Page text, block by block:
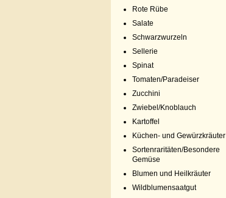
Rote Rübe
Salate
Schwarzwurzeln
Sellerie
Spinat
Tomaten/Paradeiser
Zucchini
Zwiebel/Knoblauch
Kartoffel
Küchen- und Gewürzkräuter
Sortenraritäten/Besondere
Gemüse
Blumen und Heilkräuter
Wildblumensaatgut